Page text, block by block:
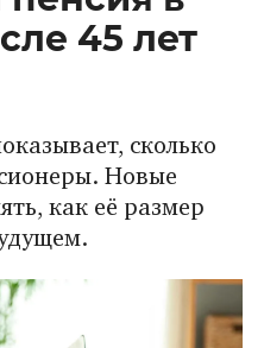
45 лет
сколько
Новые
как её размер